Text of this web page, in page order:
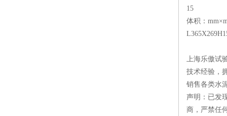
15
体积：
上海乐傲试
技术经验，
销售各类水
声明：已发
商，严禁任